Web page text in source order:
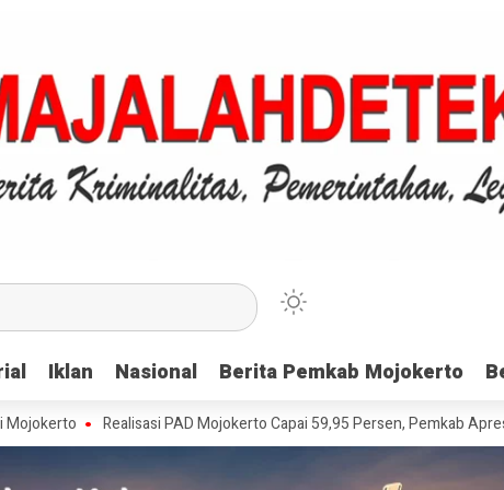
Iklan Nasional Berita Pemkab Mojokerto
Iklan Nasional Berita Pemkab Mojokerto
Realisasi PAD Mojokerto Capai 59,95 Persen, Pemkab Apresiasi Wajib